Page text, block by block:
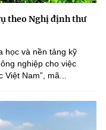
theo Nghị định thư
học và nền tảng kỹ
nghiệp cho việc
Nam”, mã...